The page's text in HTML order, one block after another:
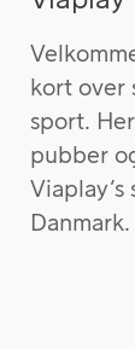
kort over
sport.
pubber
Danmark.